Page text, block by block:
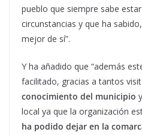
pueblo que siempre sabe
circunstancias y que ha
mejor de sí”.
Y ha añadido que “además
facilitado, gracias a tantos
conocimiento del municipio
local ya que la organización
ha podido dejar en la